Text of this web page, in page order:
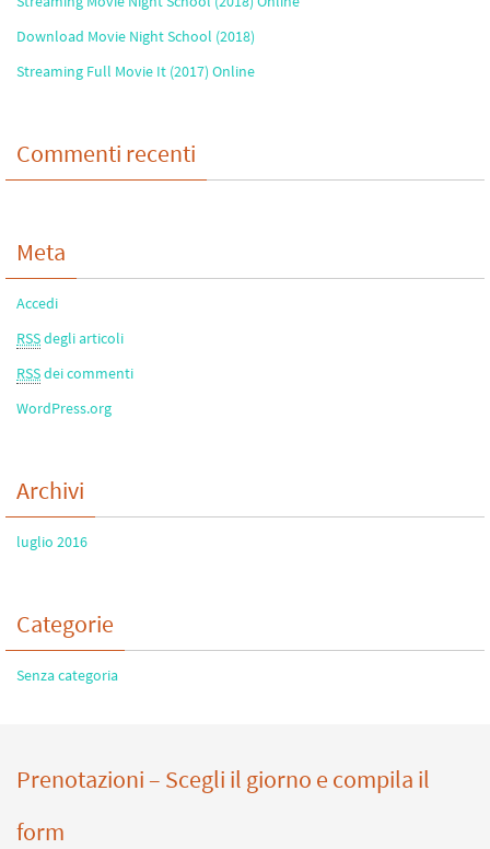
Download Movie Night School (2018)
Streaming Full Movie It (2017) Online
Commenti recenti
Meta
Accedi
RSSdegli articoli
RSSdei commenti
WordPress.org
Archivi
luglio 2016
Categorie
Senza categoria
Prenotazioni – Scegli il giorno e compila il
form